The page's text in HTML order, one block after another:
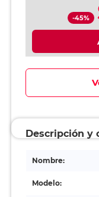
-45%
Descripción y
Nombre:
Modelo: